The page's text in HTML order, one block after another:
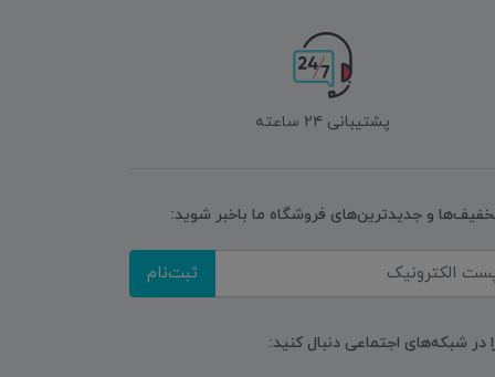
پشتیبانی ۲۴ ساعته
و جدیدترین‌های فروشگاه ما باخبر شوید:
ثبت‌نام
در شبکه‌های اجتماعی دنبال کنید: